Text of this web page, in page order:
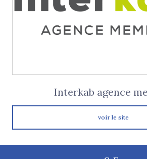
Interkab agence
voir le site